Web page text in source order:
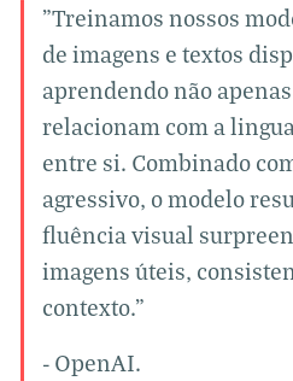
"Treinamos nossos
de imagens e textos
aprendendo não
relacionam com a
entre si. Combinado
agressivo, o modelo
fluência visual
imagens úteis,
contexto."
- OpenAI.